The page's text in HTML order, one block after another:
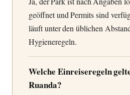
geöffnet und Permits sind
läuft unter den üblichen
Hygieneregeln.
Welche Einreiseregeln
Ruanda?